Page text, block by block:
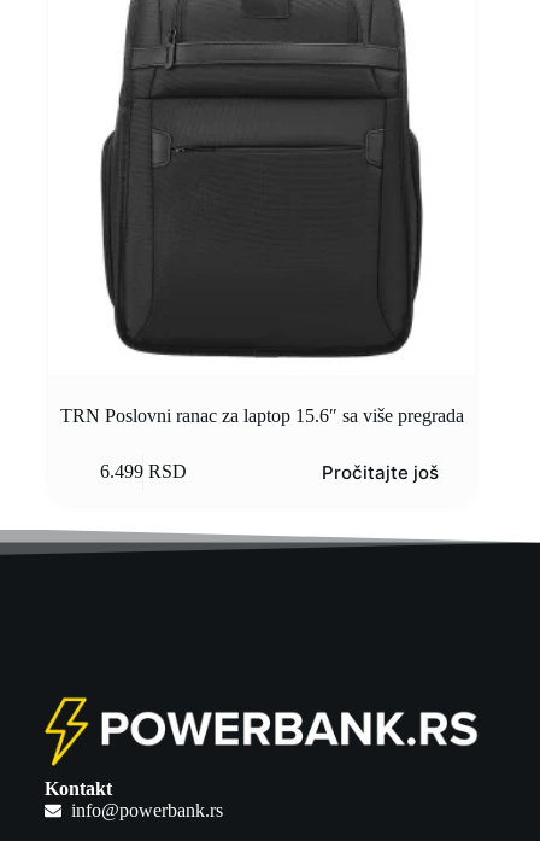
TRN Poslovni ranac za laptop 15.6″ sa više pregrada
6.499 RSD Pročitajte još
Kontakt
info@powerbank.rs